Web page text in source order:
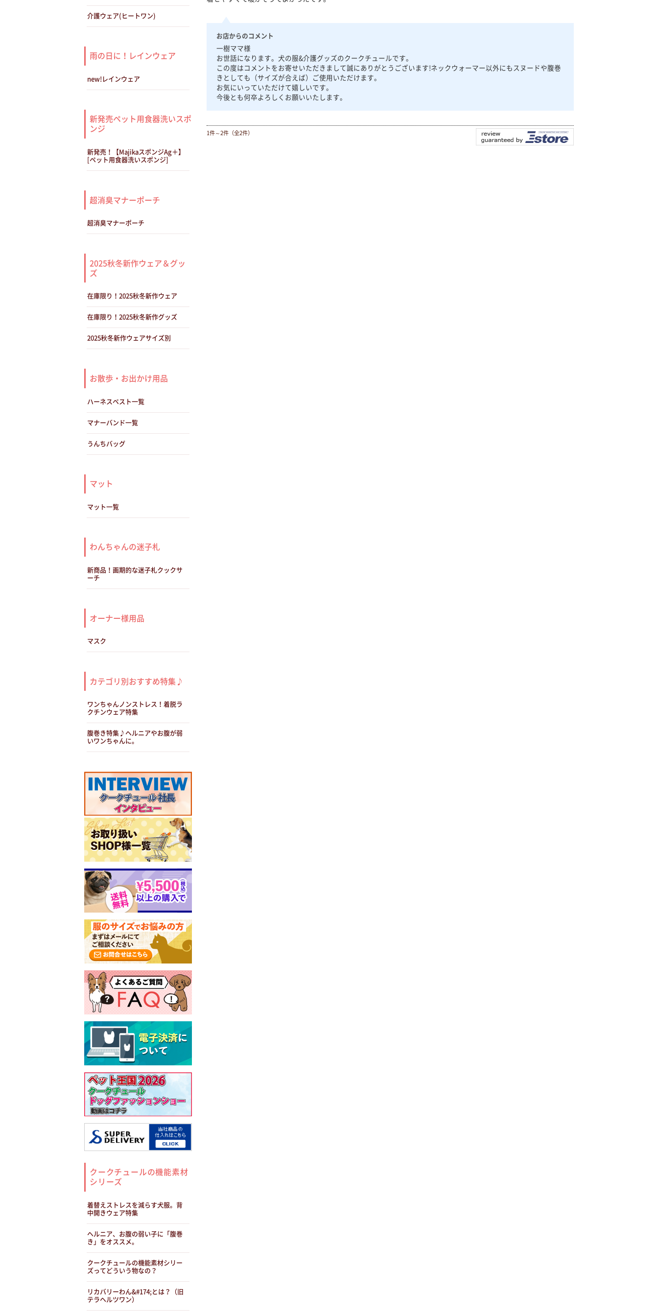
お店からのコメント
一樹ママ様
お世話になります。犬の服&介護グッズのクークチュールです。
この度はコメントをお寄せいただきまして誠にありがとうございます!ネックウォーマー以外にもスヌードや腹巻
きとしても（サイズが合えば）ご使用いただけます。
お気にいっていただけて嬉しいです。
今後とも何卒よろしくお願いいたします。
1件～2件（全2件）
介護ウェア(ヒートワン)
雨の日に！レインウェア
new!レインウェア
新発売ペット用食器洗いスポ
ンジ
新発売！【MajikaスポンジAg＋】
[ペット用食器洗いスポンジ]
超消臭マナーポーチ
超消臭マナーポーチ
2025秋冬新作ウェア＆グッ
ズ
在庫限り！2025秋冬新作ウェア
在庫限り！2025秋冬新作グッズ
2025秋冬新作ウェアサイズ別
お散歩・お出かけ用品
ハーネスベスト一覧
マナーバンド一覧
うんちバッグ
マット
マット一覧
わんちゃんの迷子札
新商品！画期的な迷子札クックサ
ーチ
オーナー様用品
マスク
カテゴリ別おすすめ特集♪
ワンちゃんノンストレス！着脱ラ
クチンウェア特集
腹巻き特集♪ヘルニアやお腹が弱
いワンちゃんに。
クークチュールの機能素材
シリーズ
着替えストレスを減らす犬服。背
中開きウェア特集
ヘルニア、お腹の弱い子に「腹巻
き」をオススメ。
クークチュールの機能素材シリー
ズってどういう物なの？
リカバリーわん&#174;とは？（旧
テラヘルツワン）